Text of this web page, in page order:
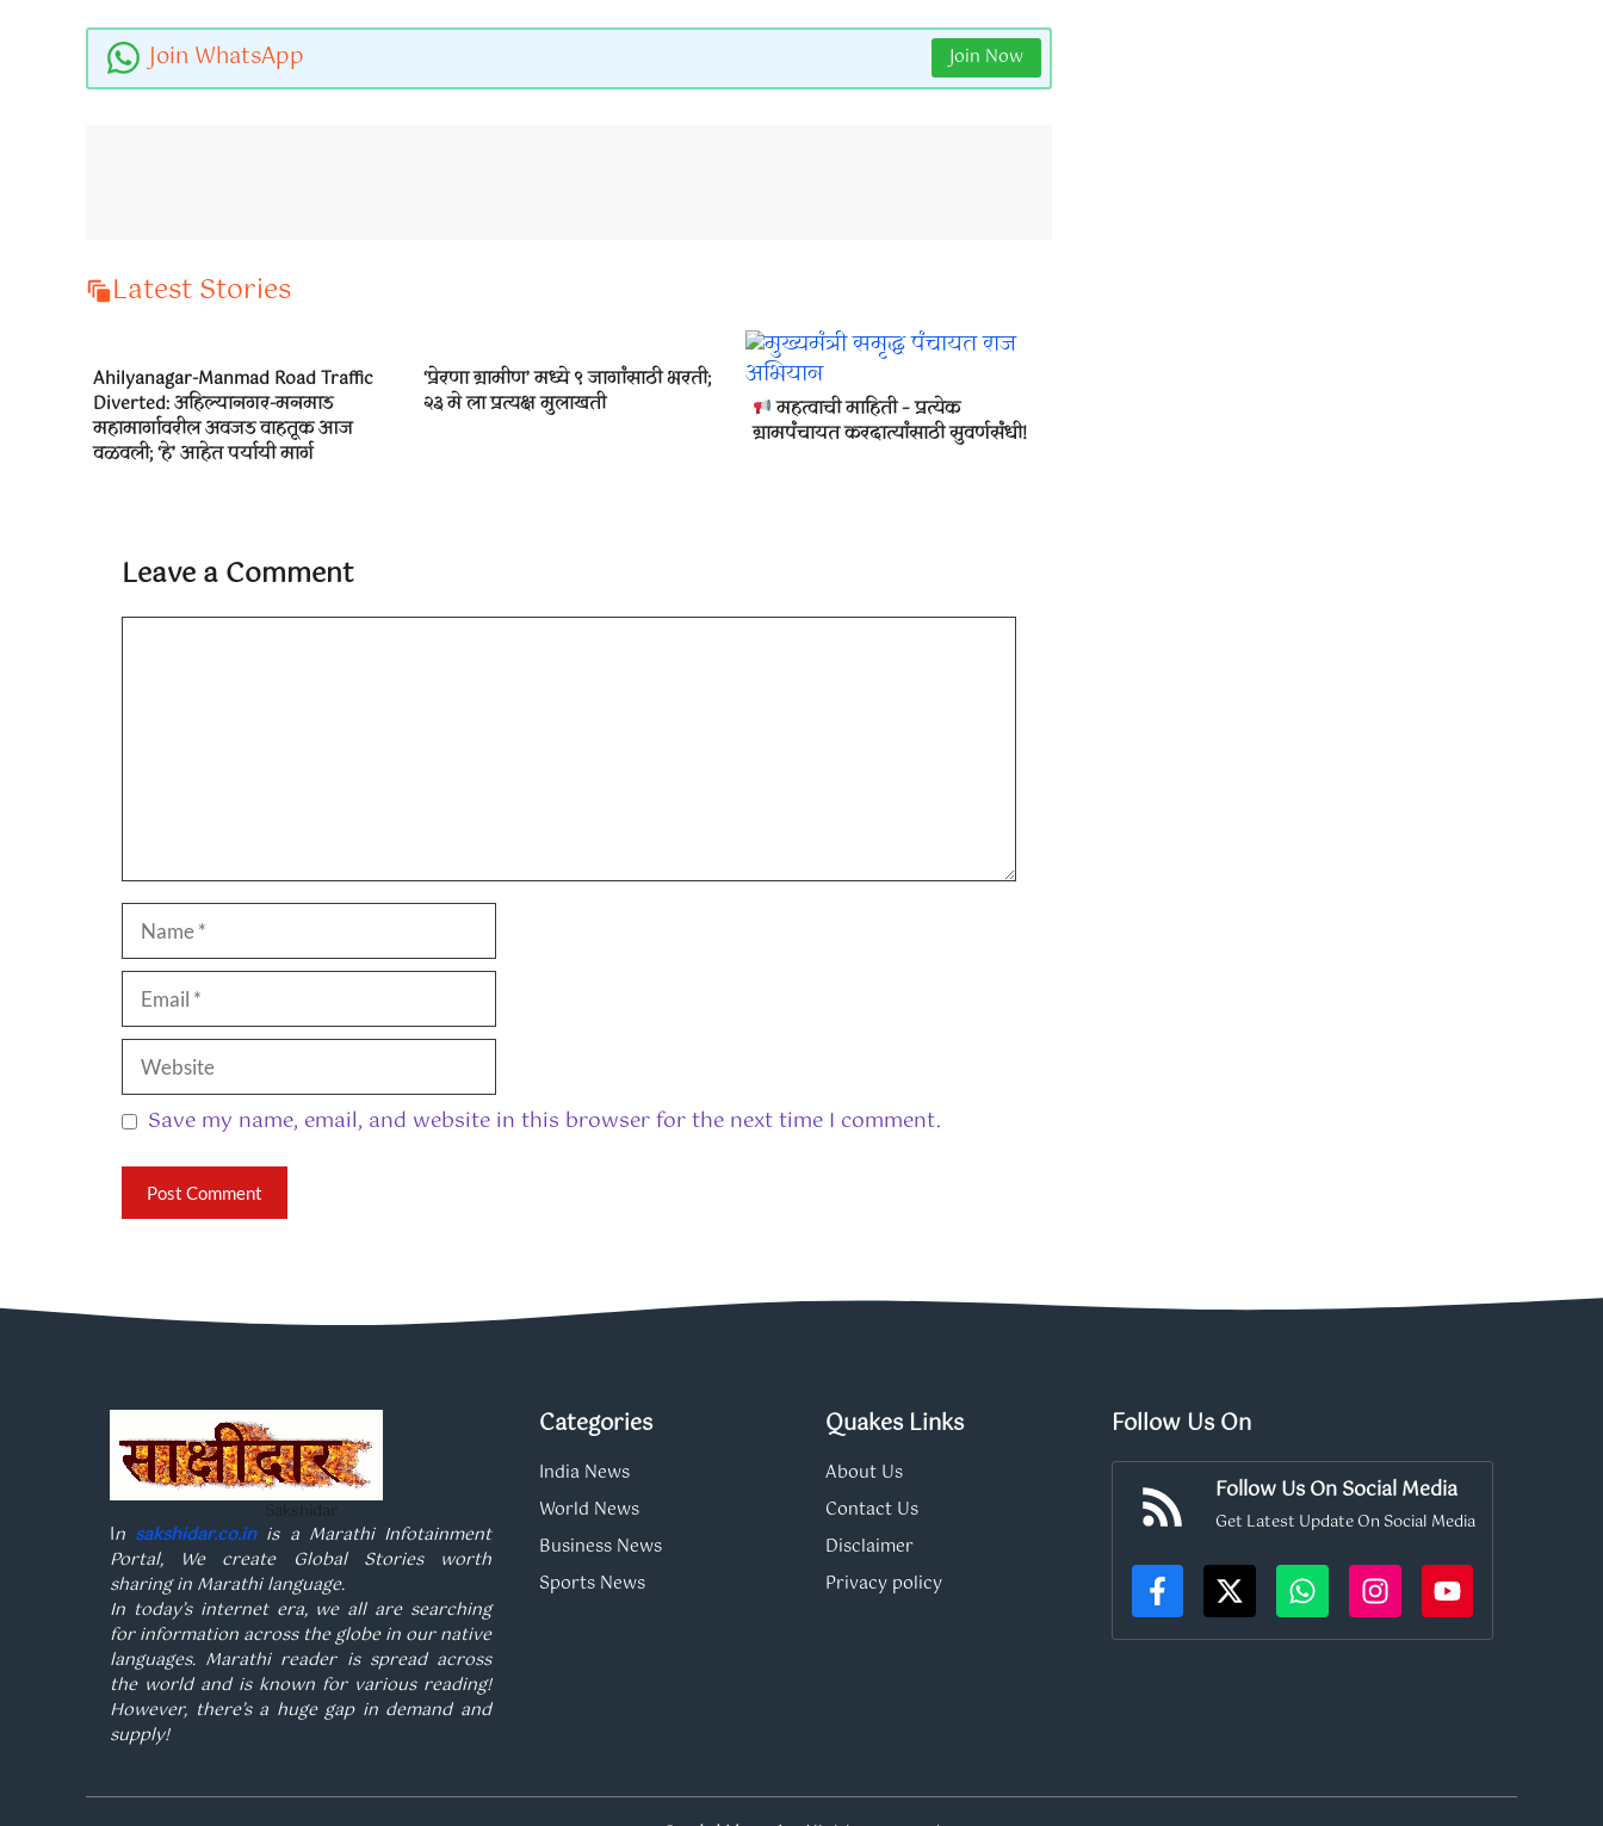
Join WhatsApp Join Now
Latest Stories
Ahilyanagar-Manmad Road Traffic
Diverted: अहिल्यानगर-मनमाड
महामार्गावरील अवजड वाहतूक आज
वळवली; ‘हे’ आहेत पर्यायी मार्ग
‘प्रेरणा ग्रामीण’ मध्ये ९ जागांसाठी भरती;
२३ मे ला प्रत्यक्ष मुलाखती
महत्वाची माहिती – प्रत्येक
ग्रामपंचायत करदात्यांसाठी सुवर्णसंधी!
Leave a Comment
Name
Email
Website
Save my name, email, and website in this browser for the next time I comment.
Sakshidar
In sakshidar.co.inis a Marathi Infotainment
Portal, We create Global Stories worth
sharing in Marathi language.
In today’s internet era, we all are searching
for information across the globe in our native
languages. Marathi reader is spread across
the world and is known for various reading!
However, there’s a huge gap in demand and
supply!
Categories
India News
World News
Business News
Sports News
Quakes Links
About Us
Contact Us
Disclaimer
Privacy policy
Follow Us On
Follow Us On Social Media
Get Latest Update On Social Media